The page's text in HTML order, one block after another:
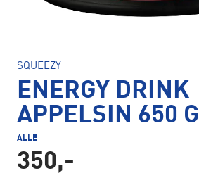
SQUEEZY
ENERGY DRINK
APPELSIN 650 G
ALLE
350,-